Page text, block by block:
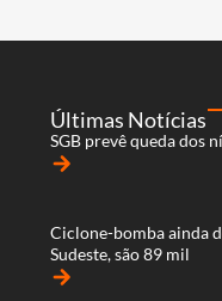
Últimas Notícias
SGB prevê queda dos
arrow_forward
Ciclone-bomba ainda
Sudeste, são 89 mil
arrow_forward